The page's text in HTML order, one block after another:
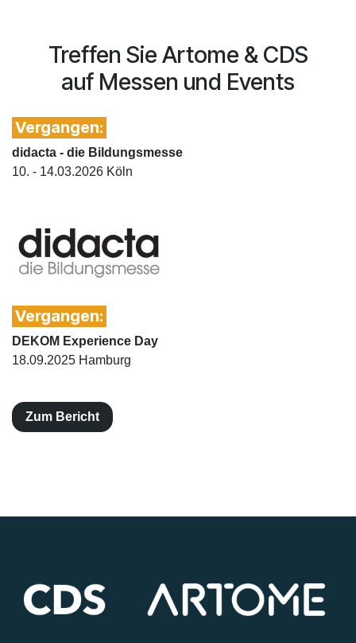
Treffen Sie Artome & CDS
auf Messen und Events
Vergangen:
didacta - die Bildungsmesse
10. - 14.03.2026 Köln
Vergangen:
DEKOM Experience Day
18.09.2025 Hamburg
Zum Bericht